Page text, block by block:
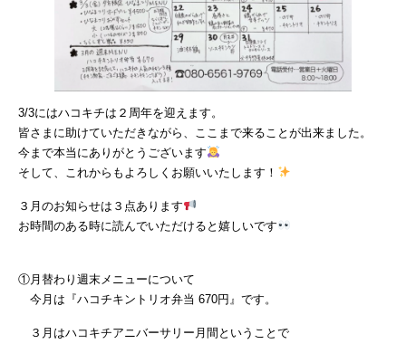
3/3にはハコキチは２周年を迎えます。
皆さまに助けていただきながら、ここまで来ることが出来ました。
今まで本当にありがとうございます
そして、これからもよろしくお願いいたします！
３月のお知らせは３点あります
お時間のある時に読んでいただけると嬉しいです
①月替わり週末メニューについて
今月は『ハコチキントリオ弁当 670円』です。
３月はハコキチアニバーサリー月間ということで